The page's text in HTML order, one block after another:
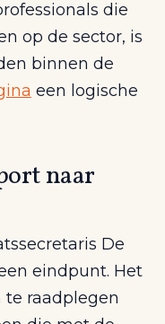
die
op de sector, is
binnen de
een logische
naar
De
eindpunt. Het
te raadplegen